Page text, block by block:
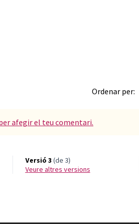
Can Maginàs
Ordenar per:
afegir el teu comentari.
Versió 3 (de 3)
veure altres versions